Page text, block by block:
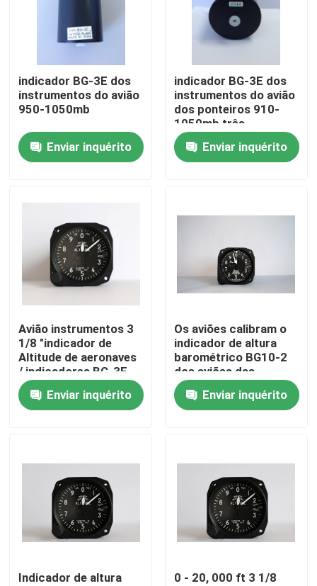
Quem Somos
Contatos
Produtos
Os aviões migram instrumentos
Instrumentos do giroscópio dos aviões
Os aviões apressam o indicador
Indicador de altura dos aviões
Calibre da temperatura da cabeça de cilindro
indicador BG-3E dos
instrumentos do avião
950-1050mb
Enviar inquérito
indicador BG-3E dos
instrumentos do avião
dos ponteiros 910-
1050mb três
Enviar inquérito
Avião instrumentos 3
1/8 "indicador de
Altitude de aeronaves
/ indicadores BG-3E
Enviar inquérito
Os aviões calibram o
indicador de altura
barométrico BG10-2
dos aviões das
polegadas da escala
Enviar inquérito
Indicador de altura
0 - 20, 000 ft 3 1/8